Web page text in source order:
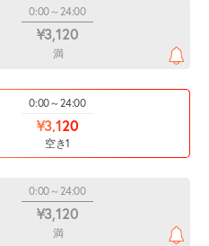
0:00～24:00
¥3,120
満
0:00～24:00
¥3,120
空き1
0:00～24:00
¥3,120
満